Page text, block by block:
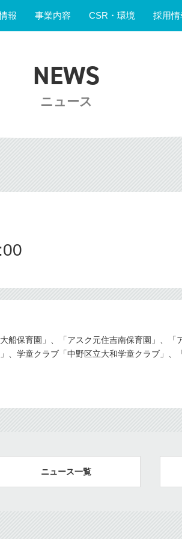
報 事業内容 CSR・環境 採用情
NEWS
ニュース
船保育園」、「アスク元住吉南保育園」、「
、学童クラブ「中野区立大和学童クラブ」、
ニュース一覧